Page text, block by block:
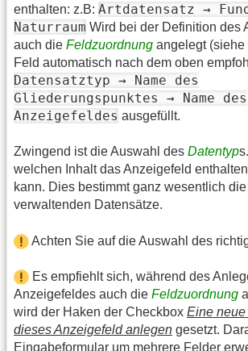
enthalten: z.B: Artdatensatz →
Naturraum Wird bei der Definition des
auch die Feldzuordnung angelegt
Feld automatisch nach dem oben
Datensatztyp → Name des
Gliederungspunktes → Name des
Anzeigefeldes ausgefüllt.
Zwingend ist die Auswahl des Datentyp
welchen Inhalt das Anzeigefeld
kann. Dies bestimmt ganz wesentlich
verwaltenden Datensätze.
Achten Sie auf die Auswahl des
Es empfiehlt sich, während des
Anzeigefeldes auch die Feldzuordnung
wird der Haken der Checkbox Eine
dieses Anzeigefeld anlegen gesetzt.
Eingabeformular um mehrere Felder